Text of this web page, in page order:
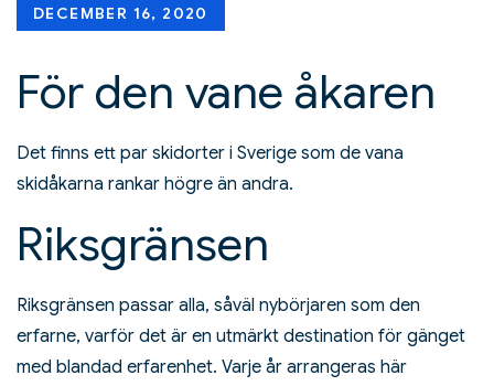
Posted
DECEMBER 16, 2020
För den vane åkaren
Det finns ett par skidorter i Sverige som de vana
skidåkarna rankar högre än andra.
Riksgränsen
Riksgränsen passar alla, såväl nybörjaren som den
erfarne, varför det är en utmärkt destination för gänget
med blandad erfarenhet. Varje år arrangeras här